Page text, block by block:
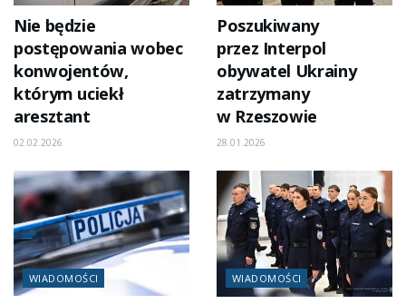
Nie będzie
postępowania wobec
konwojentów,
którym uciekł
aresztant
02.02.2026
Poszukiwany
przez Interpol
obywatel Ukrainy
zatrzymany
w Rzeszowie
28.01.2026
WIADOMOŚCI WIADOMOŚCI